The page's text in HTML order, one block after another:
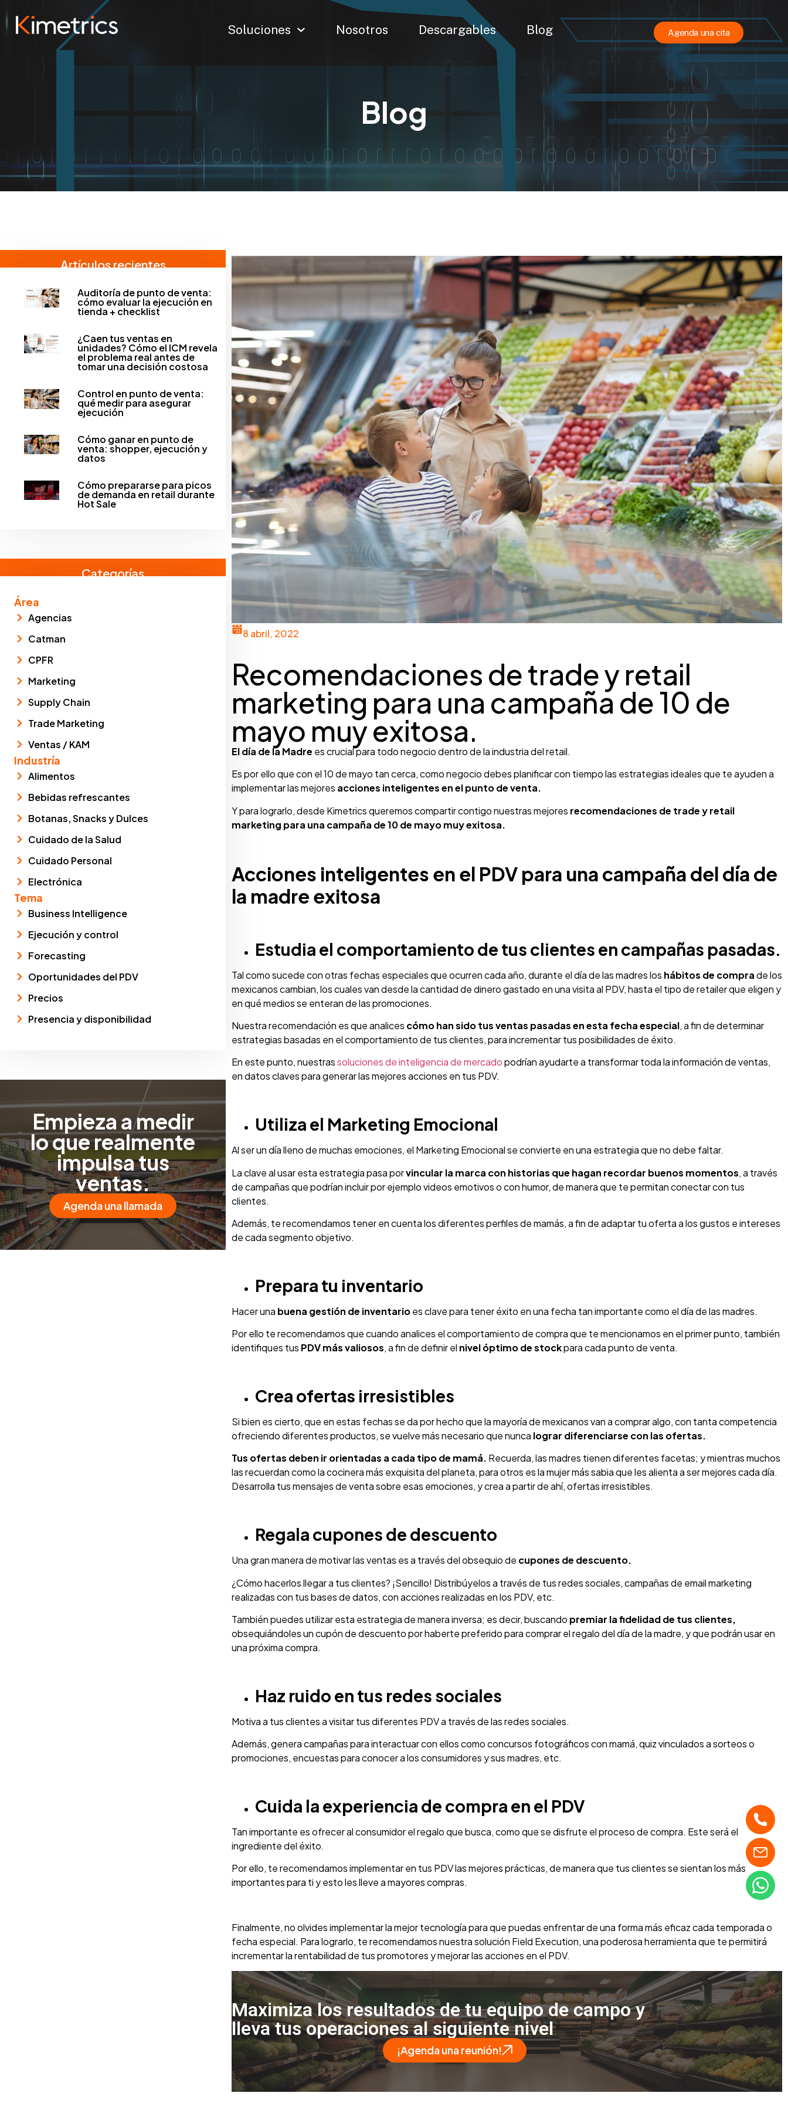
Soluciones Nosotros Descargables Blog Agenda una cita
Blog
Artículos recientes
Auditoría de punto de venta:
cómo evaluar la ejecución en
tienda + checklist
¿Caen tus ventas en
unidades? Cómo el ICM revela
el problema real antes de
tomar una decisión costosa
Control en punto de venta:
qué medir para asegurar
ejecución
Cómo ganar en punto de
venta: shopper, ejecución y
datos
Cómo prepararse para picos
de demanda en retail durante
Hot Sale
Categorías
Área
Agencias
Catman
CPFR
Marketing
Supply Chain
Trade Marketing
Ventas / KAM
Industría
Alimentos
Bebidas refrescantes
Botanas, Snacks y Dulces
Cuidado de la Salud
Cuidado Personal
Electrónica
Tema
Business Intelligence
Ejecución y control
Forecasting
Oportunidades del PDV
Precios
Presencia y disponibilidad
Empieza a medir
lo que realmente
impulsa tus
ventas.
Agenda una llamada
8 abril, 2022
Recomendaciones de trade y retail
marketing para una campaña de 10 de
mayo muy exitosa.
El día de la Madre es crucial para todo negocio dentro de la industria del retail.
Es por ello que con el 10 de mayo tan cerca, como negocio debes planificar con tiempo las estrategias ideales que te ayuden a
implementar las mejores acciones inteligentes en el punto de venta.
Y para lograrlo, desde Kimetrics queremos compartir contigo nuestras mejores recomendaciones de trade y retail
marketing para una campaña de 10 de mayo muy exitosa.
Acciones inteligentes en el PDV para una campaña del día de
la madre exitosa
Estudia el comportamiento de tus clientes en campañas pasadas.
Tal como sucede con otras fechas especiales que ocurren cada año, durante el día de las madres los hábitos de comprade los
mexicanos cambian, los cuales van desde la cantidad de dinero gastado en una visita al PDV, hasta el tipo de retailer que eligen y
en qué medios se enteran de las promociones.
Nuestra recomendación es que analices cómo han sido tus ventas pasadas en esta fecha especial, a fin de determinar
estrategias basadas en el comportamiento de tus clientes, para incrementar tus posibilidades de éxito.
En este punto, nuestrassoluciones de inteligencia de mercadopodrían ayudarte a transformar toda la información de ventas,
en datos claves para generar las mejores acciones en tus PDV.
Utiliza el Marketing Emocional
Al ser un día lleno de muchas emociones, el Marketing Emocional se convierte en una estrategia que no debe faltar.
La clave al usar esta estrategia pasa porvincular la marca con historias que hagan recordar buenos momentos, a través
de campañas que podrían incluir por ejemplo videos emotivos o con humor, de manera que te permitan conectar con tus
clientes.
Además, te recomendamos tener en cuenta los diferentes perfiles de mamás, a fin de adaptar tu oferta a los gustos e intereses
de cada segmento objetivo.
Prepara tu inventario
Hacer una buena gestión de inventarioes clave para tener éxito en una fecha tan importante como el día de las madres.
Por ello te recomendamos que cuando analices el comportamiento de compra que te mencionamos en el primer punto, también
identifiques tus PDV más valiosos, a fin de definir el nivel óptimo de stockpara cada punto de venta.
Crea ofertas irresistibles
Si bien es cierto, que en estas fechas se da por hecho que la mayoría de mexicanos van a comprar algo, con tanta competencia
ofreciendo diferentes productos, se vuelve más necesario que nunca lograr diferenciarse con las ofertas.
Tus ofertas deben ir orientadas a cada tipo de mamá. Recuerda, las madres tienen diferentes facetas; y mientras muchos
las recuerdan como la cocinera más exquisita del planeta, para otros es la mujer más sabia que les alienta a ser mejores cada día.
Desarrolla tus mensajes de venta sobre esas emociones, y crea a partir de ahí, ofertas irresistibles.
Regala cupones de descuento
Una gran manera de motivar las ventas es a través del obsequio de cupones de descuento.
¿Cómo hacerlos llegar a tus clientes? ¡Sencillo! Distribúyelos a través de tus redes sociales, campañas de email marketing
realizadas con tus bases de datos, con acciones realizadas en los PDV, etc.
También puedes utilizar esta estrategia de manera inversa; es decir, buscando premiar la fidelidad de tus clientes,
obsequiándoles un cupón de descuento por haberte preferido para comprar el regalo del día de la madre, y que podrán usar en
una próxima compra.
Haz ruido en tus redes sociales
Motiva a tus clientes a visitar tus diferentes PDV a través de las redes sociales.
Además, genera campañas para interactuar con ellos como concursos fotográficos con mamá, quiz vinculados a sorteos o
promociones, encuestas para conocer a los consumidores y sus madres, etc.
Cuida la experiencia de compra en el PDV
Tan importante es ofrecer al consumidor el regalo que busca, como que se disfrute el proceso de compra. Este será el
ingrediente del éxito.
Por ello, te recomendamos implementar en tus PDV las mejores prácticas, de manera que tus clientes se sientan los más
importantes para ti y esto les lleve a mayores compras.
Finalmente, no olvides implementar la mejor tecnología para que puedas enfrentar de una forma más eficaz cada temporada o
fecha especial. Para lograrlo, te recomendamos nuestra solución Field Execution, una poderosa herramienta que te permitirá
incrementar la rentabilidad de tus promotores y mejorar las acciones en el PDV.
Maximiza los resultados de tu equipo de campo y
lleva tus operaciones al siguiente nivel
¡Agenda una reunión!